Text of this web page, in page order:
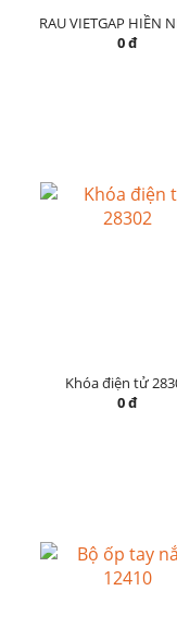
RAU VIETGAP HIỀN
0 đ
Khóa điện tử
0 đ